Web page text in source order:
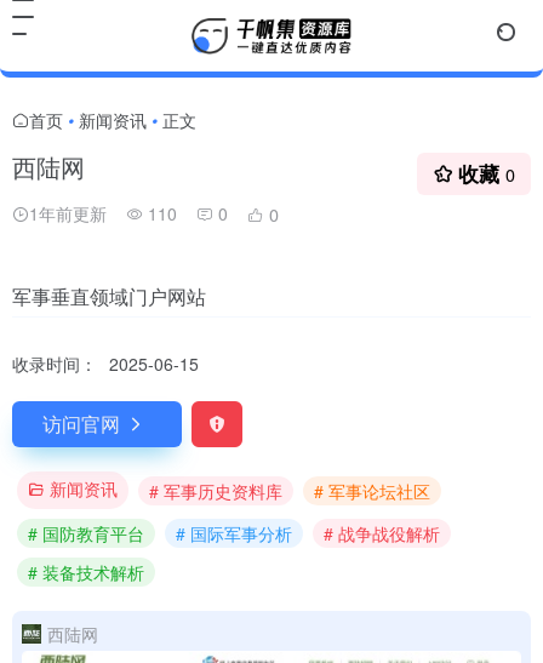
首页 • 新闻资讯 • 正文
西陆网
1年前更新 110 0 0
收藏 0
军事垂直领域门户网站
收录时间： 2025-06-15
访问官网
新闻资讯 # 军事历史资料库
# 军事论坛社区
# 国防教育平台
# 国际军事分析
# 战争战役解析
# 装备技术解析
西陆网